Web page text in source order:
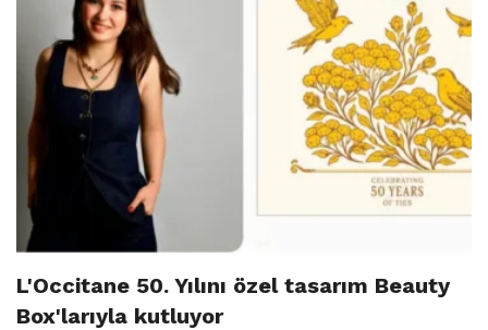
L'Occitane 50. Yılını özel tasarım Beauty
Box'larıyla kutluyor